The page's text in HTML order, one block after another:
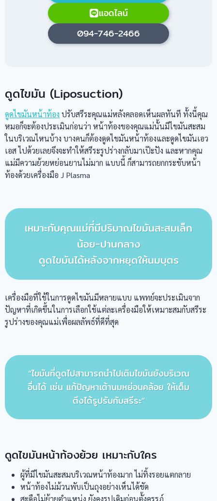
แอดไลน์
094-746-2466
ดูดไขมัน (Liposuction)
ดูดไขมันหน้าท้อง ปรับสรีระคุณแม่หลังคลอดเห็นผลทันที ทั้งนี้คุณ
หมอก็จะต้องประเมินก่อนว่า หน้าท้องของคุณแม่นั้นมีไขมันสะสม
ในบริเวณไหนบ้าง บางคนก็ต้องดูดไขมันหน้าท้องและดูดไขมันเอว
เอส ไปด้วยเลยจึงจะทำให้สรีระรูปร่างกลับมาเป๊ะปัง และหากคุณ
แม่มีความย้วยหย่อนยานไม่มาก แบบนี้ ก็สามารถยกกระชับหน้า
ท้องด้วยเครื่องมือ J Plasma
เหมาะกับคุณแม่ที่มีปริมาณไขมันสะสมเล็ก
น้อย-ปานกลาง
ดูดไขมันได้หลังจากหยุดให้นมบุตร
เครื่องมือที่ใช้ในการดูดไขมันมีหลายแบบ แพทย์จะประเมินจาก
ปัญหาที่เกิดขึ้นในการเลือกใช้แต่ละเครื่องมือให้เหมาะสมกับสรีระ
รูปร่างของคุณแม่เพื่อผลลัพธ์ที่ดีที่สุด
“ไขมันที่ดูดไปสามารถนำไปเติมไขมันยังบริเวณ
อื่นได้ เช่น แก้ปัญหาเต้านมหย่อนคล้อย ให้เต็ม
ตึงได้รูปรับกับสรีระ”
ดูดไขมันหน้าท้องย้วย เหมาะกับใคร
ผู้ที่มีไขมันสะสมบริเวณหน้าท้องมาก ไม่ทิ้งรอยแตกลาย
หน้าท้องไม่ม้วนพับเป็นถุงอย่างเห็นได้ชัด